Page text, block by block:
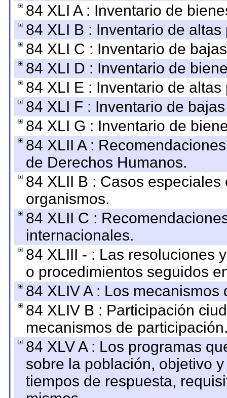
84 XLI A : Inventario de
84 XLI B : Inventario de
84 XLI C : Inventario de
84 XLI D : Inventario de
84 XLI E : Inventario de
84 XLI F : Inventario de
84 XLI G : Inventario de
84 XLII A :
de Derechos Humanos.
84 XLII B : Casos
organismos.
84 XLII C :
internacionales.
84 XLIII - : Las resoluciones
o procedimientos seguidos
84 XLIV A : Los
84 XLIV B : Participación
mecanismos de
84 XLV A : Los programas
sobre la población, objetivo
tiempos de respuesta,